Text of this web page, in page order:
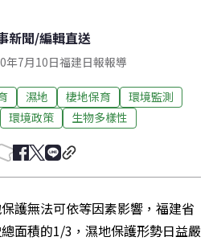
新聞/編輯直送
年7月10日福建日報報導
濕地 棲地保育
環境監測
環境政策 生物多樣性
護無法可依等因素影響，福建省
面積的1/3，濕地保護形勢日益嚴